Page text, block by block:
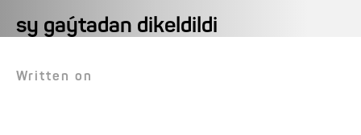
sy gaýtadan dikeldildi
Written on